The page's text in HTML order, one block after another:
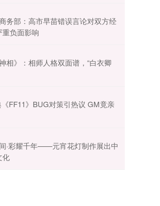
务部：高市早苗错误言论对双方经
负面影响
相》：相师人格双面谱，“白衣卿
FF11》BUG对策引热议 GM竟亲
·彩耀千年——元宵花灯制作展出中
化